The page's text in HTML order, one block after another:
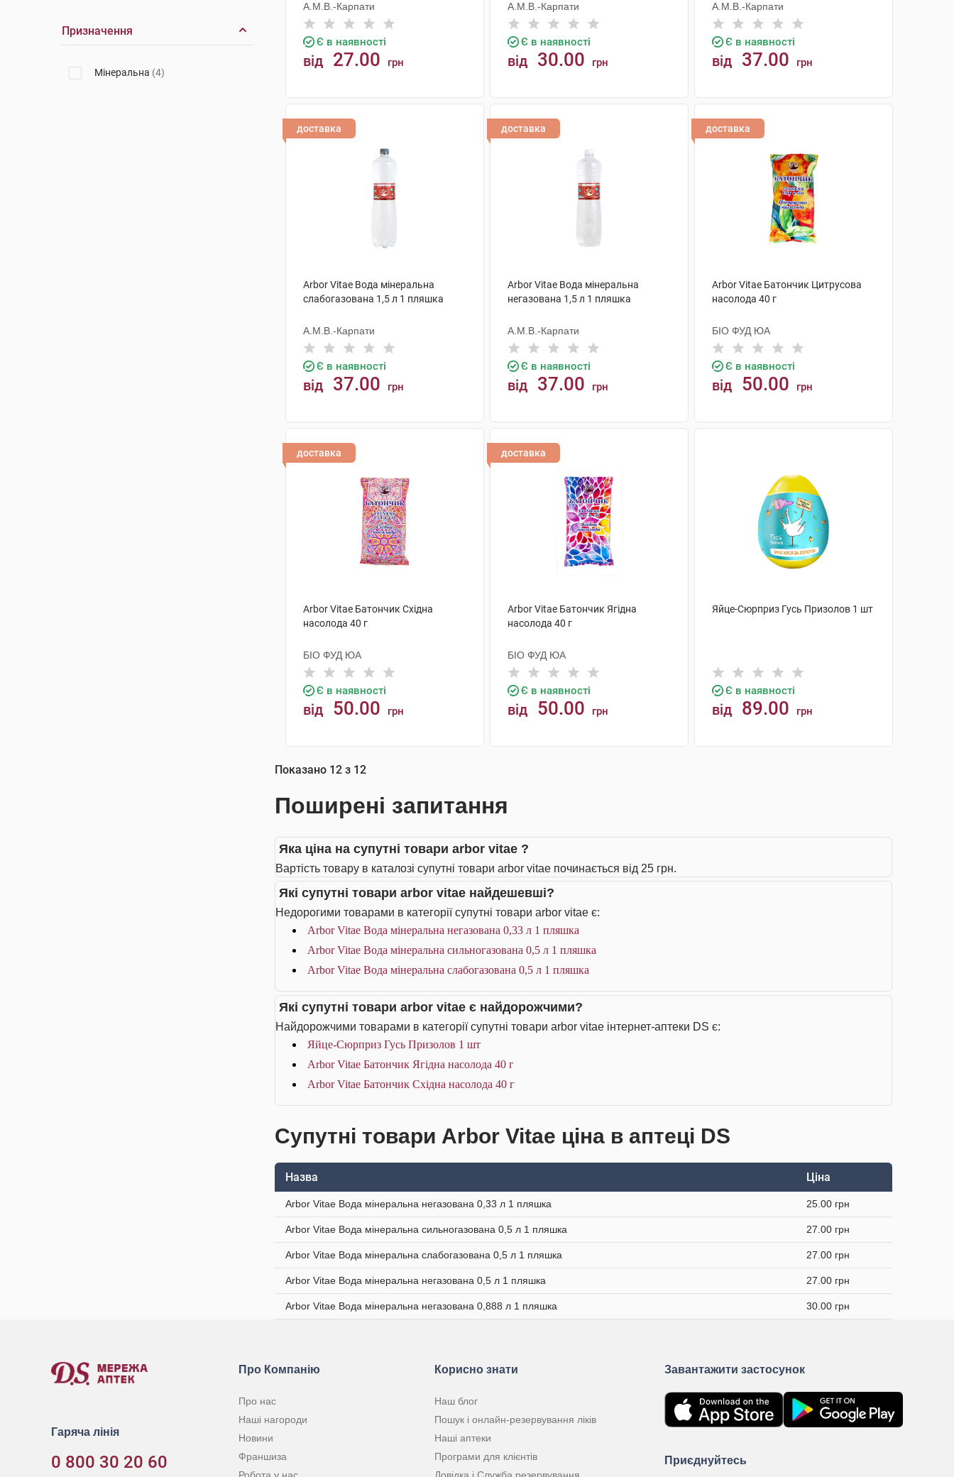
Призначення
Мінеральна (4)
А.М.В.-Карпати
Є в наявності
від 27.00 грн
А.М.В.-Карпати
Є в наявності
від 30.00 грн
А.М.В.-Карпати
Є в наявності
від 37.00 грн
доставка
Arbor Vitae Вода мінеральна
слабогазована 1,5 л 1 пляшка
А.М.В.-Карпати
Є в наявності
від 37.00 грн
доставка
Arbor Vitae Вода мінеральна
негазована 1,5 л 1 пляшка
А.М.В.-Карпати
Є в наявності
від 37.00 грн
доставка
Arbor Vitae Батончик Цитрусова
насолода 40 г
БІО ФУД ЮА
Є в наявності
від 50.00 грн
доставка
Arbor Vitae Батончик Східна
насолода 40 г
БІО ФУД ЮА
Є в наявності
від 50.00 грн
доставка
Arbor Vitae Батончик Ягідна
насолода 40 г
БІО ФУД ЮА
Є в наявності
від 50.00 грн
Яйце-Сюрприз Гусь Призолов 1 шт
Є в наявності
від 89.00 грн
Показано 12 з 12
Поширені запитання
Яка ціна на супутні товари arbor vitae ?
Вартість товару в каталозі супутні товари arbor vitae починається від 25 грн.
Які супутні товари arbor vitae найдешевші?
Недорогими товарами в категорії супутні товари arbor vitae є:
Arbor Vitae Вода мінеральна негазована 0,33 л 1 пляшка
Arbor Vitae Вода мінеральна сильногазована 0,5 л 1 пляшка
Arbor Vitae Вода мінеральна слабогазована 0,5 л 1 пляшка
Які супутні товари arbor vitae є найдорожчими?
Найдорожчими товарами в категорії супутні товари arbor vitae інтернет-аптеки DS є:
Яйце-Сюрприз Гусь Призолов 1 шт
Arbor Vitae Батончик Ягідна насолода 40 г
Arbor Vitae Батончик Східна насолода 40 г
Супутні товари Arbor Vitae ціна в аптеці DS
Назва Ціна
Arbor Vitae Вода мінеральна негазована 0,33 л 1 пляшка 25.00 грн
Arbor Vitae Вода мінеральна сильногазована 0,5 л 1 пляшка 27.00 грн
Arbor Vitae Вода мінеральна слабогазована 0,5 л 1 пляшка 27.00 грн
Arbor Vitae Вода мінеральна негазована 0,5 л 1 пляшка 27.00 грн
Arbor Vitae Вода мінеральна негазована 0,888 л 1 пляшка 30.00 грн
Гаряча лінія
0 800 30 20 60
Про Компанію
Про нас
Наші нагороди
Новини
Франшиза
Корисно знати
Наш блог
Пошук і онлайн-резервування ліків
Наші аптеки
Програми для клієнтів
Завантажити застосунок
Приєднуйтесь